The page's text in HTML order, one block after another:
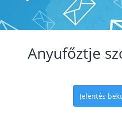
Anyufőztje
Jelentés